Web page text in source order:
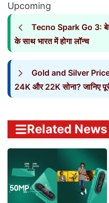
Upcoming
Tecno Spark Go 3:
के साथ भारत में होगा लॉन्च
Gold and Silver Price
24K और 22K सोना? जानिए
Related News